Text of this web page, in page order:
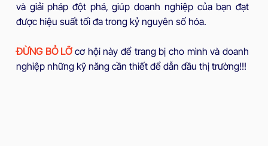
và giải pháp đột phá, giúp doanh nghiệp của bạn đạt
được hiệu suất tối đa trong kỷ nguyên số hóa.
ĐỪNG BỎ LỠcơ hội này để trang bị cho mình và doanh
nghiệp những kỹ năng cần thiết để dẫn đầu thị trường!!!